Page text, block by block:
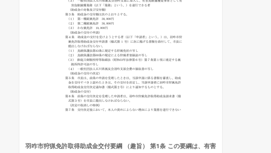
羽咋市狩猟免許取得助成金交付要綱 （趣旨） 第1条 この要綱は、有害